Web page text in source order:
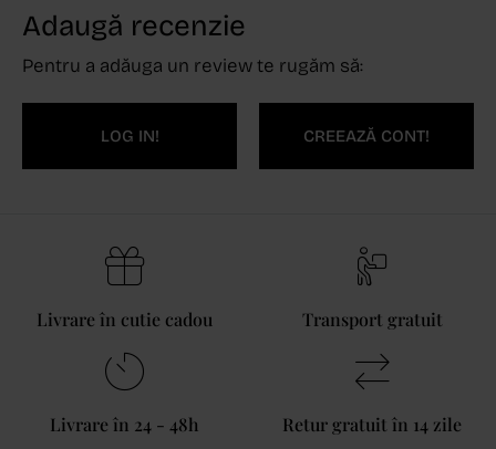
Adaugă recenzie
Pentru a adăuga un review te rugăm să:
LOG IN! CREEAZĂ CONT!
Livrare în cutie cadou Transport gratuit
Livrare în 24 - 48h Retur gratuit în 14 zile